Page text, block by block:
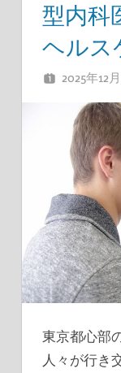
型内科
ヘルス
2025年12
東京都心部
人々が行き